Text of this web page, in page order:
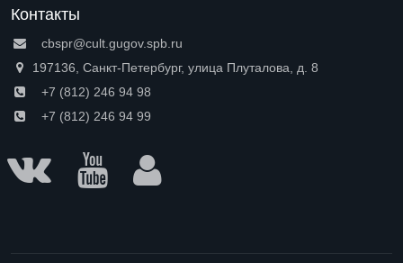
Контакты
cbspr@cult.gugov.spb.ru
197136, Санкт-Петербург, улица Плуталова, д. 8
+7 (812) 246 94 98
+7 (812) 246 94 99